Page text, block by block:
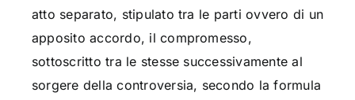
atto separato, stipulato tra le parti ovvero di un
apposito accordo, il compromesso,
sottoscritto tra le stesse successivamente al
sorgere della controversia, secondo la formula